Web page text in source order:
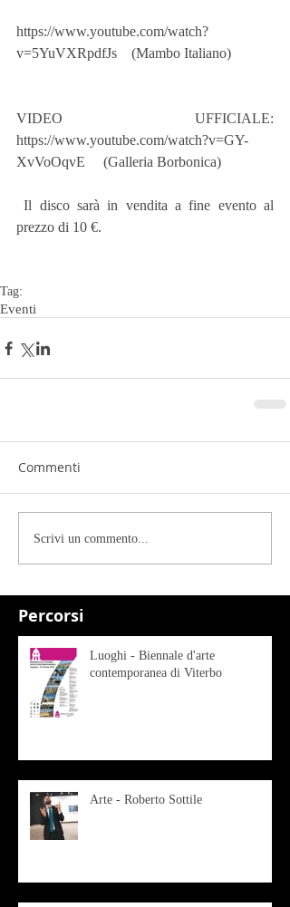
Percorsi
https://www.youtube.com/watch?
v=5YuVXRpdfJs    (Mambo Italiano)
VIDEO UFFICIALE:
https://www.youtube.com/watch?v=GY-
XvVoOqvE     (Galleria Borbonica)
Il disco sarà in vendita a fine evento al
prezzo di 10 €.
Tag:
Eventi
Commenti
Scrivi un commento...
Luoghi - Biennale d'arte
contemporanea di Viterbo
Arte - Roberto Sottile